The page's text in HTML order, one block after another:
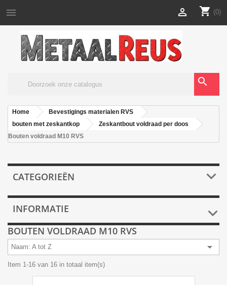
 shopping_cart (0)

search
Home
Bevestigings materialen RVS
bouten met zeskantkop
Zeskantbout voldraad per doos
Bouten voldraad M10 RVS
CATEGORIEËN 
INFORMATIE 
BOUTEN VOLDRAAD M10 RVS
Naam: A tot Z 
Item 1-16 van 16 in totaal item(s)